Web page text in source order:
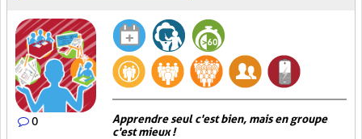
0
Apprendre seul c'est bien, mais en groupe
c'est mieux !